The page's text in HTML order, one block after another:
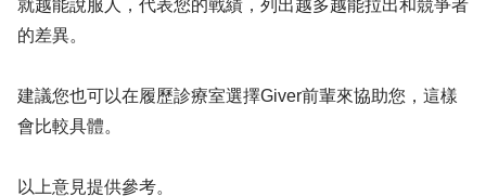
就越能說服人，代表您的戰績，列出越多越能拉出和競爭者
的差異。
建議您也可以在履歷診療室選擇Giver前輩來協助您，這樣
會比較具體。
以上意見提供參考。